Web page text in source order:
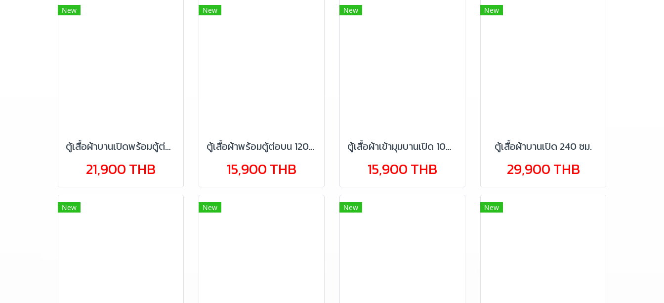
New
ตู้เสื้อผ้าบานเปิดพร้อมตู้ต่อบน 160 ซม.
21,900 THB
New
ตู้เสื้อผ้าพร้อมตู้ต่อบน 120 ซม.
15,900 THB
New
ตู้เสื้อผ้าเข้ามุมบานเปิด 100 ซม.
15,900 THB
New
ตู้เสื้อผ้าบานเปิด 240 ซม.
29,900 THB
New New New New